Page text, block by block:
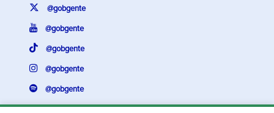
@gobgente
@gobgente
@gobgente
@gobgente
@gobgente